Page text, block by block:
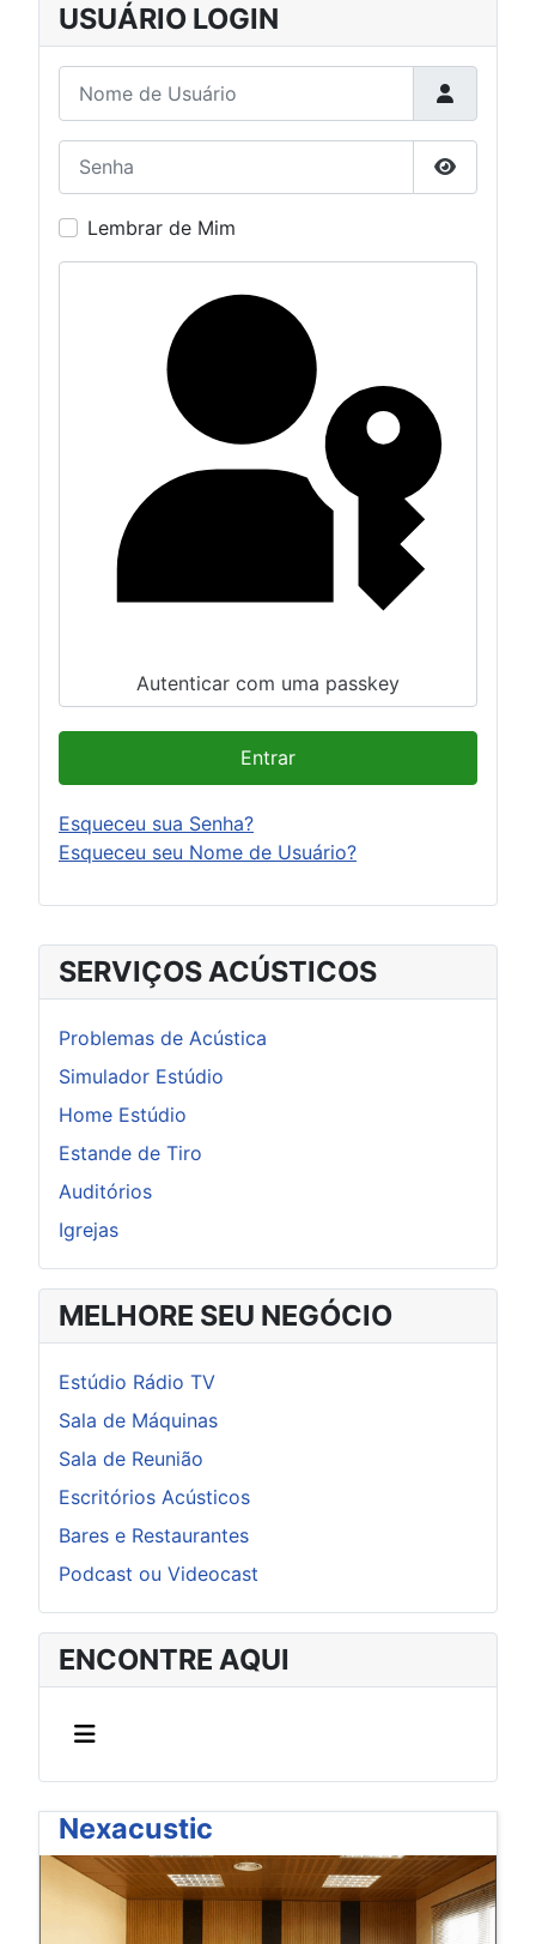
SERVIÇOS ACÚSTICOS
Problemas de Acústica
Simulador Estúdio
Home Estúdio
Estande de Tiro
Auditórios
Igrejas
MELHORE SEU NEGÓCIO
Estúdio Rádio TV
Sala de Máquinas
Sala de Reunião
Escritórios Acústicos
Bares e Restaurantes
Podcast ou Videocast
ENCONTRE AQUI
USUÁRIO LOGIN
Nome de Usuário
Mostrar
Lembrar de Mim
Autenticar com uma passkey
Entrar
Esqueceu sua Senha?
Esqueceu seu Nome de Usuário?
Nexacustic